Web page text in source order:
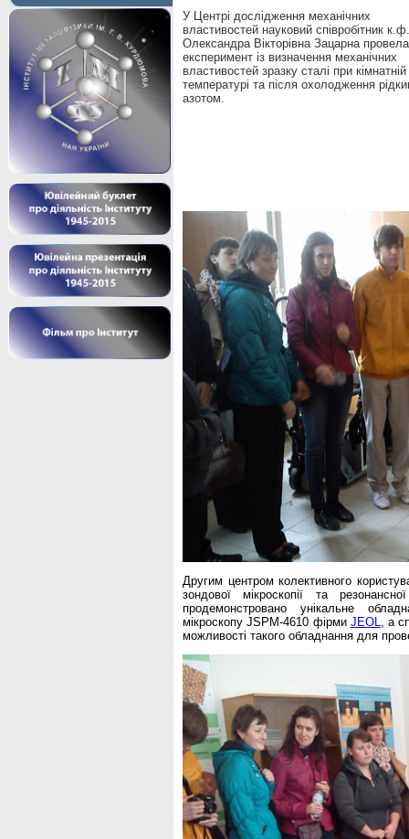
У Центрі дослідження механічних
властивостей науковий співробітник
Олександра Вікторівна Зацарна провела
експеримент із визначення механічних
властивостей зразку сталі при кімнатній
температурі та після охолодження
азотом.
Другим центром колективного
зондової мікроскопії та
продемонстровано унікальне
мікроскопу JSPM-4610 фірми JEOL, а
можливості такого обладнання для